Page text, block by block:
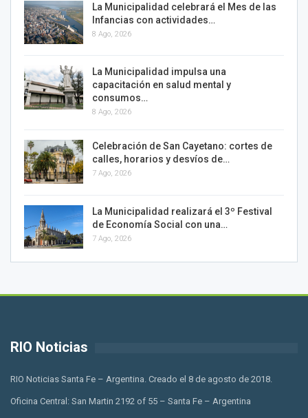
La Municipalidad celebrará el Mes de las
Infancias con actividades…
8 Ago, 2026
La Municipalidad impulsa una
capacitación en salud mental y
consumos…
8 Ago, 2026
Celebración de San Cayetano: cortes de
calles, horarios y desvíos de…
7 Ago, 2026
La Municipalidad realizará el 3º Festival
de Economía Social con una…
7 Ago, 2026
RIO Noticias
RIO Noticias Santa Fe – Argentina. Creado el 8 de agosto de 2018.
Oficina Central: San Martin 2192 of 55 – Santa Fe – Argentina